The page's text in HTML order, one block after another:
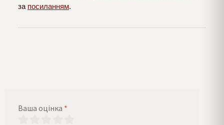
за посиланням.
Ваша оцінка *